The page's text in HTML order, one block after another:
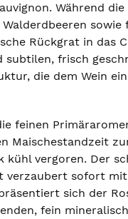
Während
Rückgrat in das
subtilen, frisch
die dem Wein
feinen
Maischestandzeit
vergoren. Der
verzaubert sofort
sich der
fein